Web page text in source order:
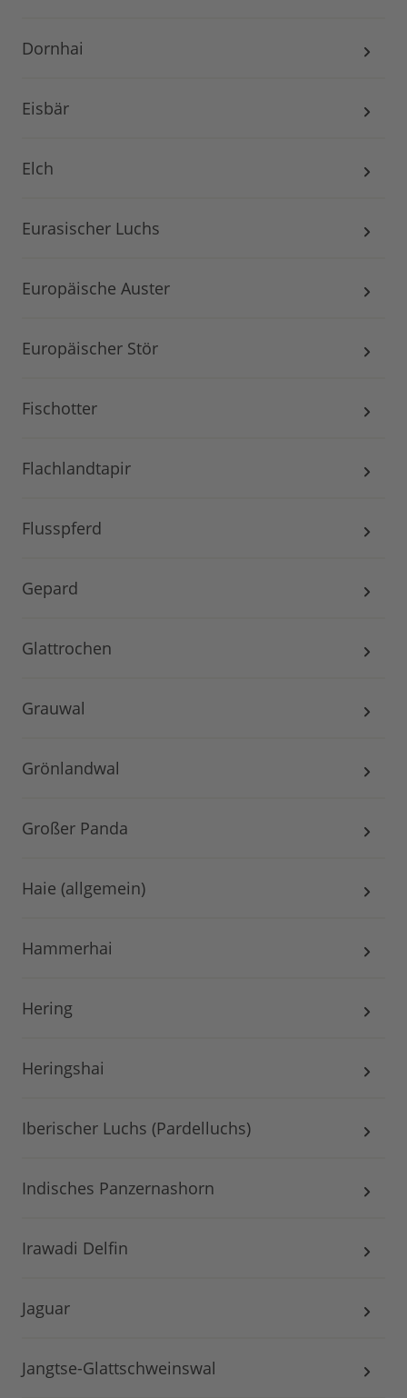
Dornhai
Eisbär
Elch
Eurasischer Luchs
Europäische Auster
Europäischer Stör
Fischotter
Flachlandtapir
Flusspferd
Gepard
Glattrochen
Grauwal
Grönlandwal
Großer Panda
Haie (allgemein)
Hammerhai
Hering
Heringshai
Iberischer Luchs (Pardelluchs)
Indisches Panzernashorn
Irawadi Delfin
Jaguar
Jangtse-Glattschweinswal